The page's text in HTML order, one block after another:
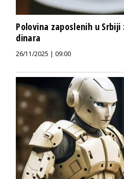
Polovina zaposlenih u Srbiji
dinara
26/11/2025 | 09:00